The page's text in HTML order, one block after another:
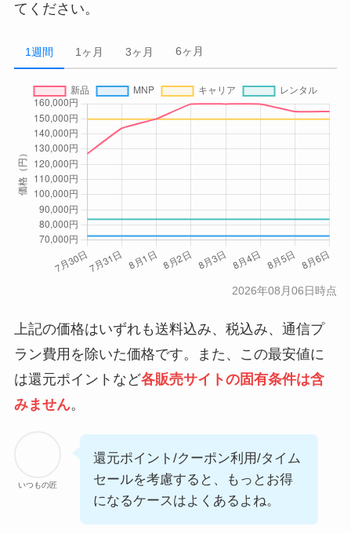
てください。
1週間 1ヶ月 3ヶ月 6ヶ月
2026年08月06日時点
上記の価格はいずれも送料込み、税込み、通信プ
ラン費用を除いた価格です。また、この最安値に
は還元ポイントなど各販売サイトの固有条件は含
みません。
いつもの匠
還元ポイント/クーポン利用/タイム
セールを考慮すると、もっとお得
になるケースはよくあるよね。